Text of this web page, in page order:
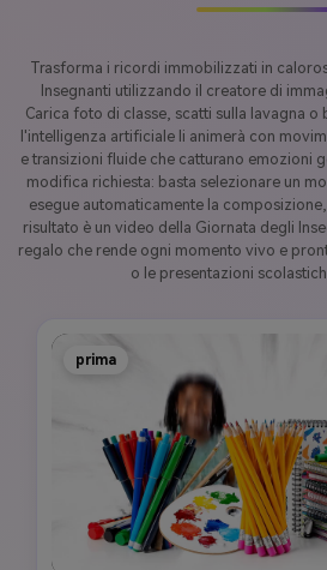
Trasforma i ricordi immobilizzati in
Insegnanti utilizzando il creatore di
Carica foto di classe, scatti sulla lavagna
l'intelligenza artificiale li animerà con
e transizioni fluide che catturano emozioni
modifica richiesta: basta selezionare un
esegue automaticamente la
risultato è un video della Giornata degli
regalo che rende ogni momento vivo e
o le presentazioni
prima